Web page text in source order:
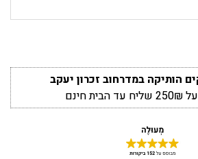
הותיקה במדרחוב זכרון יעקב
חינם